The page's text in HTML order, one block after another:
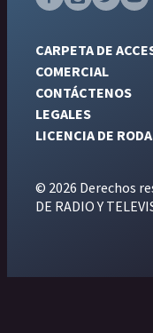
CARPETA DE
COMERCIAL
CONTÁCTENOS
LEGALES
LICENCIA DE
© 2026 Derechos
DE RADIO Y